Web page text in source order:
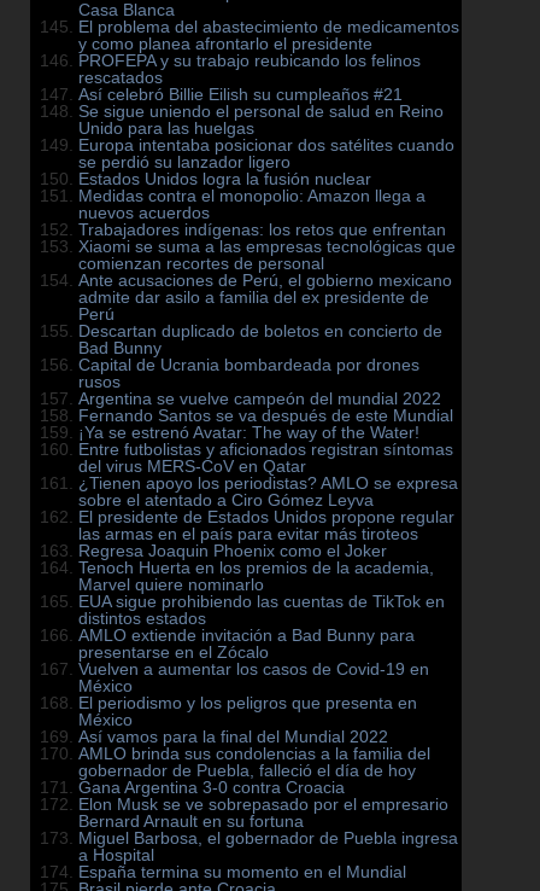
Casa Blanca
El problema del abastecimiento de medicamentos
y como planea afrontarlo el presidente
PROFEPA y su trabajo reubicando los felinos
rescatados
Así celebró Billie Eilish su cumpleaños #21
Se sigue uniendo el personal de salud en Reino
Unido para las huelgas
Europa intentaba posicionar dos satélites cuando
se perdió su lanzador ligero
Estados Unidos logra la fusión nuclear
Medidas contra el monopolio: Amazon llega a
nuevos acuerdos
Trabajadores indígenas: los retos que enfrentan
Xiaomi se suma a las empresas tecnológicas que
comienzan recortes de personal
Ante acusaciones de Perú, el gobierno mexicano
admite dar asilo a familia del ex presidente de
Perú
Descartan duplicado de boletos en concierto de
Bad Bunny
Capital de Ucrania bombardeada por drones
rusos
Argentina se vuelve campeón del mundial 2022
Fernando Santos se va después de este Mundial
¡Ya se estrenó Avatar: The way of the Water!
Entre futbolistas y aficionados registran síntomas
del virus MERS-CoV en Qatar
¿Tienen apoyo los periodistas? AMLO se expresa
sobre el atentado a Ciro Gómez Leyva
El presidente de Estados Unidos propone regular
las armas en el país para evitar más tiroteos
Regresa Joaquin Phoenix como el Joker
Tenoch Huerta en los premios de la academia,
Marvel quiere nominarlo
EUA sigue prohibiendo las cuentas de TikTok en
distintos estados
AMLO extiende invitación a Bad Bunny para
presentarse en el Zócalo
Vuelven a aumentar los casos de Covid-19 en
México
El periodismo y los peligros que presenta en
México
Así vamos para la final del Mundial 2022
AMLO brinda sus condolencias a la familia del
gobernador de Puebla, falleció el día de hoy
Gana Argentina 3-0 contra Croacia
Elon Musk se ve sobrepasado por el empresario
Bernard Arnault en su fortuna
Miguel Barbosa, el gobernador de Puebla ingresa
a Hospital
España termina su momento en el Mundial